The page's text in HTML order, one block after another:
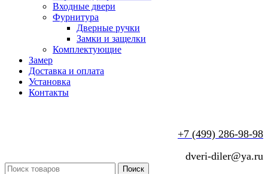
Входные двери
Фурнитура
Дверные ручки
Замки и защелки
Комплектующие
Замер
Доставка и оплата
Установка
Контакты
+7 (499) 286-98-98
dveri-diler@ya.ru
Поиск